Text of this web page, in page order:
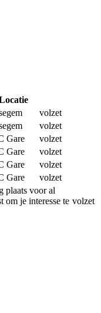
volzet
volzet
Gare
volzet
Gare
volzet
Gare
volzet
Gare
volzet
plaats voor al
om je interesse te volzet